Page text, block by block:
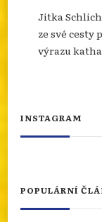
Jitka
ze své cesty
výrazu
Více se
porazenych-
INSTAGRAM
POPULÁRNÍ